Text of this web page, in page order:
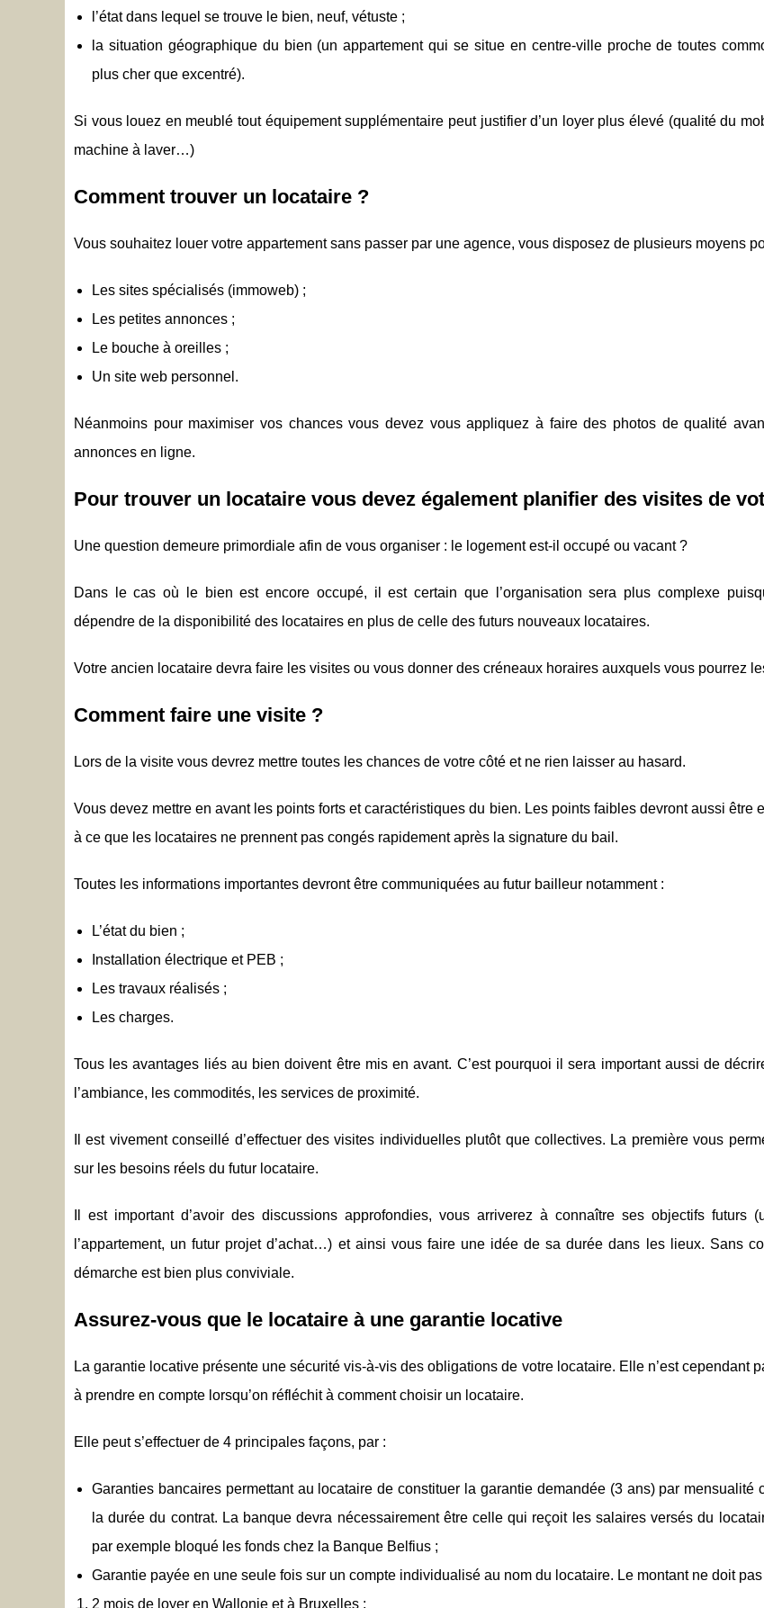
l’état dans lequel se trouve le bien, neuf, vétuste ;
la situation géographique du bien (un appartement qui se situe en centre-ville proche de toutes
plus cher que excentré).
Si vous louez en meublé tout équipement supplémentaire peut justifier d’un loyer plus élevé (qualité du
machine à laver…)
Comment trouver un locataire ?
Vous souhaitez louer votre appartement sans passer par une agence, vous disposez de plusieurs moyens
Les sites spécialisés (immoweb) ;
Les petites annonces ;
Le bouche à oreilles ;
Un site web personnel.
Néanmoins pour maximiser vos chances vous devez vous appliquez à faire des photos de qualité
annonces en ligne.
Pour trouver un locataire vous devez également planifier des visites de
Une question demeure primordiale afin de vous organiser : le logement est-il occupé ou vacant ?
Dans le cas où le bien est encore occupé, il est certain que l’organisation sera plus complexe
dépendre de la disponibilité des locataires en plus de celle des futurs nouveaux locataires.
Votre ancien locataire devra faire les visites ou vous donner des créneaux horaires auxquels vous pourrez
Comment faire une visite ?
Lors de la visite vous devrez mettre toutes les chances de votre côté et ne rien laisser au hasard.
Vous devez mettre en avant les points forts et caractéristiques du bien. Les points faibles devront aussi être
à ce que les locataires ne prennent pas congés rapidement après la signature du bail.
Toutes les informations importantes devront être communiquées au futur bailleur notamment :
L’état du bien ;
Installation électrique et PEB ;
Les travaux réalisés ;
Les charges.
Tous les avantages liés au bien doivent être mis en avant. C’est pourquoi il sera important aussi de
l’ambiance, les commodités, les services de proximité.
Il est vivement conseillé d’effectuer des visites individuelles plutôt que collectives. La première vous
sur les besoins réels du futur locataire.
Il est important d’avoir des discussions approfondies, vous arriverez à connaître ses objectifs futurs
l’appartement, un futur projet d’achat…) et ainsi vous faire une idée de sa durée dans les lieux. Sans
démarche est bien plus conviviale.
Assurez-vous que le locataire à une garantie locative
La garantie locative présente une sécurité vis-à-vis des obligations de votre locataire. Elle n’est cependant
à prendre en compte lorsqu’on réfléchit à comment choisir un locataire.
Elle peut s’effectuer de 4 principales façons, par :
Garanties bancaires permettant au locataire de constituer la garantie demandée (3 ans) par mensualité
la durée du contrat. La banque devra nécessairement être celle qui reçoit les salaires versés du
par exemple bloqué les fonds chez la Banque Belfius ;
Garantie payée en une seule fois sur un compte individualisé au nom du locataire. Le montant ne doit
2 mois de loyer en Wallonie et à Bruxelles ;